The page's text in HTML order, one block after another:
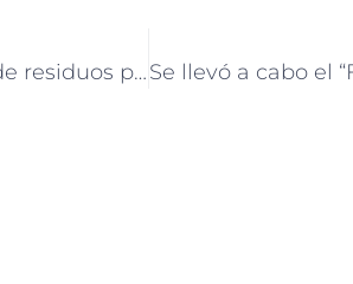
Fueron colocados cestos de residuos para animales en distintos puntos de Colón